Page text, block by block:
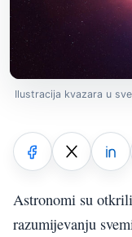
Ilustracija kvazara u
Astronomi su
razumijevanju